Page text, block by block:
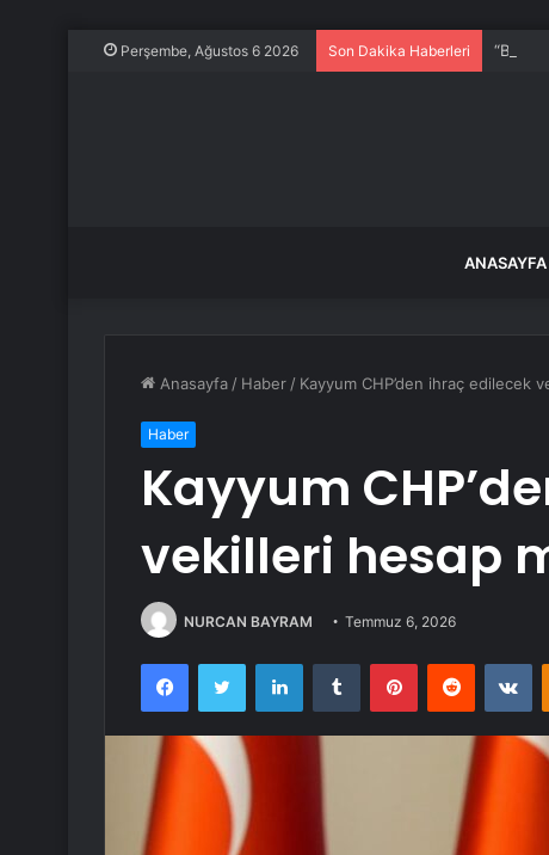
Perşembe, Ağustos 6 2026 Son Dakika Haberleri “Bana
ANASAYFA
Anasayfa / Haber / Kayyum CHP’den ihraç edilecek
Haber
Kayyum
vekilleri hesap
NURCAN BAYRAM Temmuz 6, 2026
FacebookTwitter LinkedInTumblr PinterestReddit